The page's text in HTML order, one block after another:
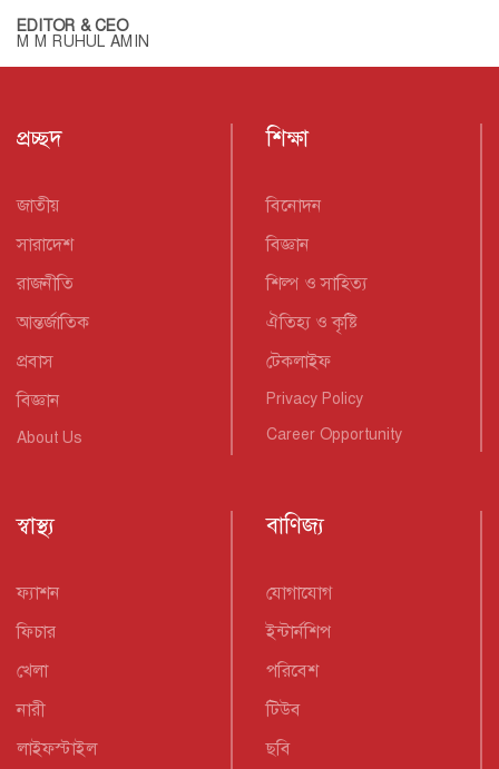
EDITOR & CEO
M M RUHUL AMIN
প্রচ্ছদ
জাতীয়
সারাদেশ
রাজনীতি
আন্তর্জাতিক
প্রবাস
বিজ্ঞান
About Us
শিক্ষা
বিনোদন
বিজ্ঞান
শিল্প ও সাহিত্য
ঐতিহ্য ও কৃষ্টি
টেকলাইফ
Privacy Policy
Career Opportunity
স্বাস্থ্য
ফ্যাশন
ফিচার
খেলা
নারী
লাইফস্টাইল
বাণিজ্য
যোগাযোগ
ইন্টার্নশিপ
পরিবেশ
টিউব
ছবি